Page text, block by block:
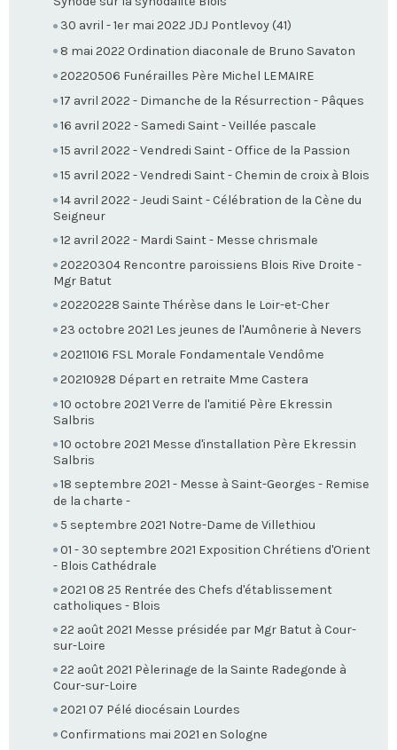
30 avril - 1er mai 2022 JDJ Pontlevoy (41)
8 mai 2022 Ordination diaconale de Bruno Savaton
20220506 Funérailles Père Michel LEMAIRE
17 avril 2022 - Dimanche de la Résurrection - Pâques
16 avril 2022 - Samedi Saint - Veillée pascale
15 avril 2022 - Vendredi Saint - Office de la Passion
15 avril 2022 - Vendredi Saint - Chemin de croix à Blois
14 avril 2022 - Jeudi Saint - Célébration de la Cène du
Seigneur
12 avril 2022 - Mardi Saint - Messe chrismale
20220304 Rencontre paroissiens Blois Rive Droite -
Mgr Batut
20220228 Sainte Thérèse dans le Loir-et-Cher
23 octobre 2021 Les jeunes de l'Aumônerie à Nevers
20211016 FSL Morale Fondamentale Vendôme
20210928 Départ en retraite Mme Castera
10 octobre 2021 Verre de l'amitié Père Ekressin
Salbris
10 octobre 2021 Messe d'installation Père Ekressin
Salbris
18 septembre 2021 - Messe à Saint-Georges - Remise
de la charte -
5 septembre 2021 Notre-Dame de Villethiou
01 - 30 septembre 2021 Exposition Chrétiens d'Orient
- Blois Cathédrale
2021 08 25 Rentrée des Chefs d'établissement
catholiques - Blois
22 août 2021 Messe présidée par Mgr Batut à Cour-
sur-Loire
22 août 2021 Pèlerinage de la Sainte Radegonde à
Cour-sur-Loire
2021 07 Pélé diocésain Lourdes
Confirmations mai 2021 en Sologne